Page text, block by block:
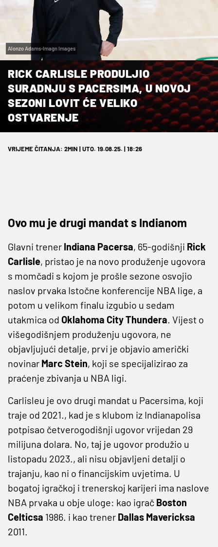
Alonzo Adams-Imagn Images
RICK CARLISLE PRODULJIO
SURADNJU S PACERSIMA, U NOVOJ
SEZONI LOVIT ĆE VELIKO
OSTVARENJE
VRIJEME ČITANJA: 2MIN | UTO. 19.08.25. | 18:26
Ovo mu je drugi mandat s Indianom
Glavni trener Indiana Pacersa, 65-godišnji Rick
Carlisle, pristao je na novo produženje ugovora
s momčadi s kojom je prošle sezone osvojio
naslov prvaka Istočne konferencije NBA lige, a
potom u velikom finalu izgubio u sedam
utakmica od Oklahoma City Thundera. Vijest o
višegodišnjem produženju ugovora, ne
objavljujući detalje, prvi je objavio američki
novinar Marc Stein, koji se specijalizirao za
praćenje zbivanja u NBA ligi.
Carlisleu je ovo drugi mandat u Pacersima, koji
traje od 2021., kad je s klubom iz Indianapolisa
potpisao četverogodišnji ugovor vrijedan 29
milijuna dolara. No, taj je ugovor produžio u
listopadu 2023., ali nisu objavljeni detalji o
trajanju, kao ni o financijskim uvjetima. U
bogatoj igračkoj i trenerskoj karijeri ima naslove
NBA prvaka u obje uloge: kao igrač Boston
Celticsa 1986. i kao trener Dallas Mavericksa
2011.